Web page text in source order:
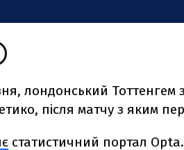
лондонський Тоттенгем
після матчу з яким
статистичний портал Opta.